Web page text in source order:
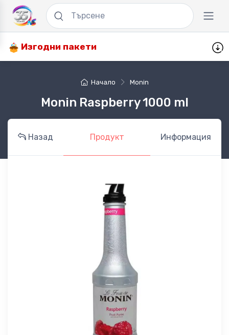
Изгодни пакети
Начало Monin
Monin Raspberry 1000 ml
Назад Продукт Информация